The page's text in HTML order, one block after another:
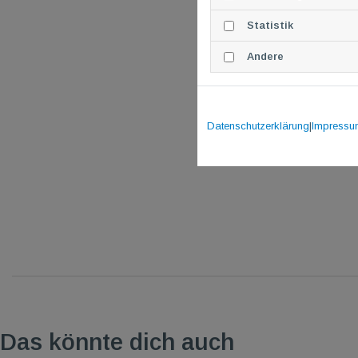
Das könnte dich auch
Statistik
Andere
Datenschutzerklärung|